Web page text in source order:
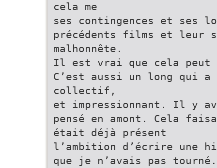
cela me
ses contingences et ses
précédents films et leur
malhonnête.
Il est vrai que cela peut
C’est aussi un long qui a
collectif,
et impressionnant. Il y
pensé en amont. Cela
était déjà présent
l’ambition d’écrire une
que je n’avais pas tourné.